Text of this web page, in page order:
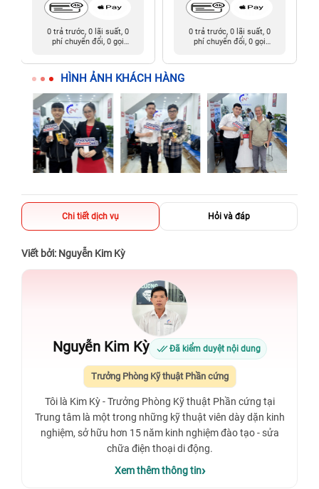
0 trả trước, 0 lãi suất, 0
phí chuyển đổi, 0 gọi
0 trả trước, 0 lãi suất, 0
phí chuyển đổi, 0 gọi
HÌNH ẢNH KHÁCH HÀNG
Chi tiết dịch vụ Hỏi và đáp
Viết bởi: Nguyễn Kim Kỳ
Nguyễn Kim Kỳ Đã kiểm duyệt nội dung
Trưởng Phòng Kỹ thuật Phần cứng
Tôi là Kim Kỳ - Trưởng Phòng Kỹ thuật Phần cứng tại
Trung tâm là một trong những kỹ thuật viên dày dặn kinh
nghiệm, sở hữu hơn 15 năm kinh nghiệm đào tạo - sửa
chữa điện thoại di động.
Xem thêm thông tin